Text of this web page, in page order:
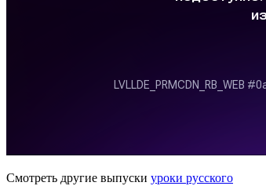
Смотреть другие выпуски уроки русского